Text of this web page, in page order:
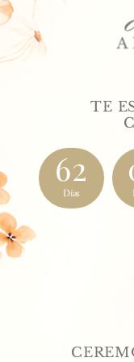
TE
62
Días